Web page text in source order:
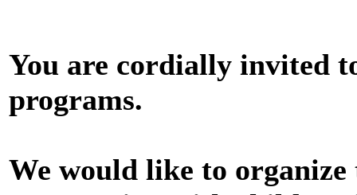
You are cordially invited
programs.
We would like to organize